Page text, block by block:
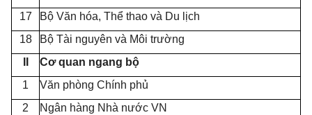
17
Bộ Văn hóa, Thể thao và Du lịch
18
Bộ Tài nguyên và Môi trường
Cơ quan ngang bộ
1
Văn phòng Chính phủ
2
Ngân hàng Nhà nước VN